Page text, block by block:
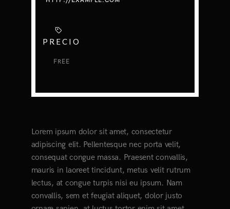
PRECIO
FREE
Lorem ipsum dolor sit amet, consectetur
adipiscing elit. Pellentesque nec porta velit,
consequat congue massa. Praesent convallis,
mauris in laoreet tincidunt, metus velit rutrum
lectus, at congue turpis nisi eu ipsum. Nam
convallis, sem et feugiat aliquet, dolor justo